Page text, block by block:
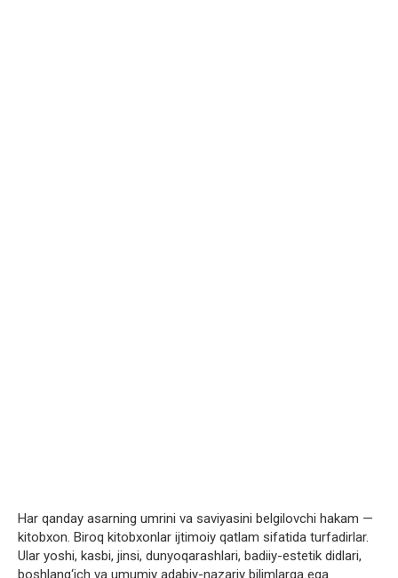
Har qanday asarning umrini va saviyasini belgilovchi hakam —
kitobxon. Biroq kitobxonlar ijtimoiy qatlam sifatida turfadirlar.
Ular yoshi, kasbi, jinsi, dunyoqarashlari, badiiy-estetik didlari,
boshlang‘ich va umumiy adabiy-nazariy bilimlarga ega